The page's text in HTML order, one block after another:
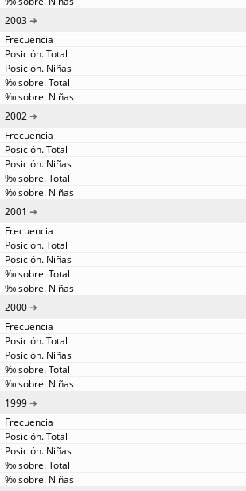
2003
2002
2001
2000
1999